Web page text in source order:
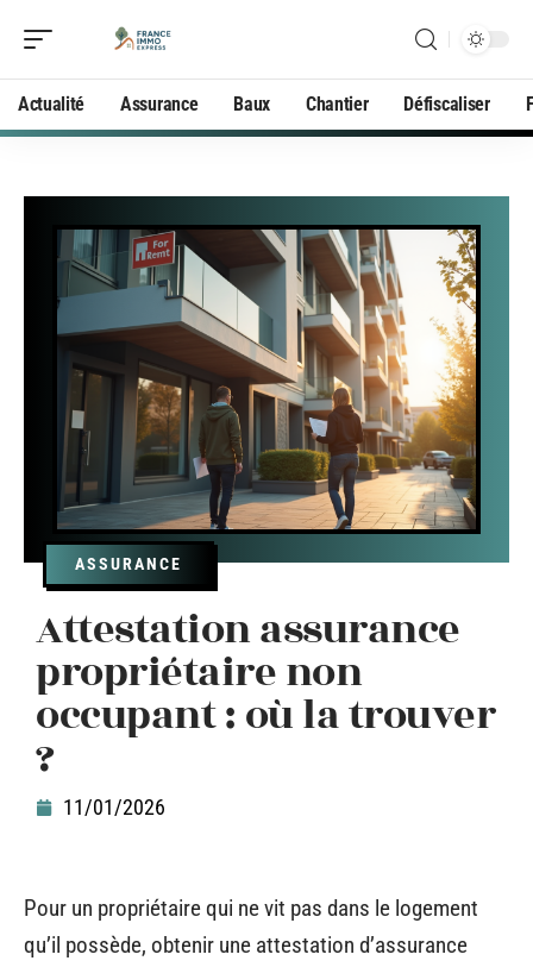
Actualité Assurance Baux Chantier Défiscaliser
ASSURANCE
Attestation assurance
propriétaire non
occupant : où la trouver
?
11/01/2026
Pour un propriétaire qui ne vit pas dans le logement
qu’il possède, obtenir une attestation d’assurance